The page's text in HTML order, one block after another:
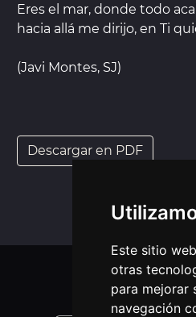
Este sitio
otras
para mejorar
navegación
Eres el mar, donde todo
hacia allá me dirijo, en Ti
(Javi Montes, SJ)
Descargar en PDF